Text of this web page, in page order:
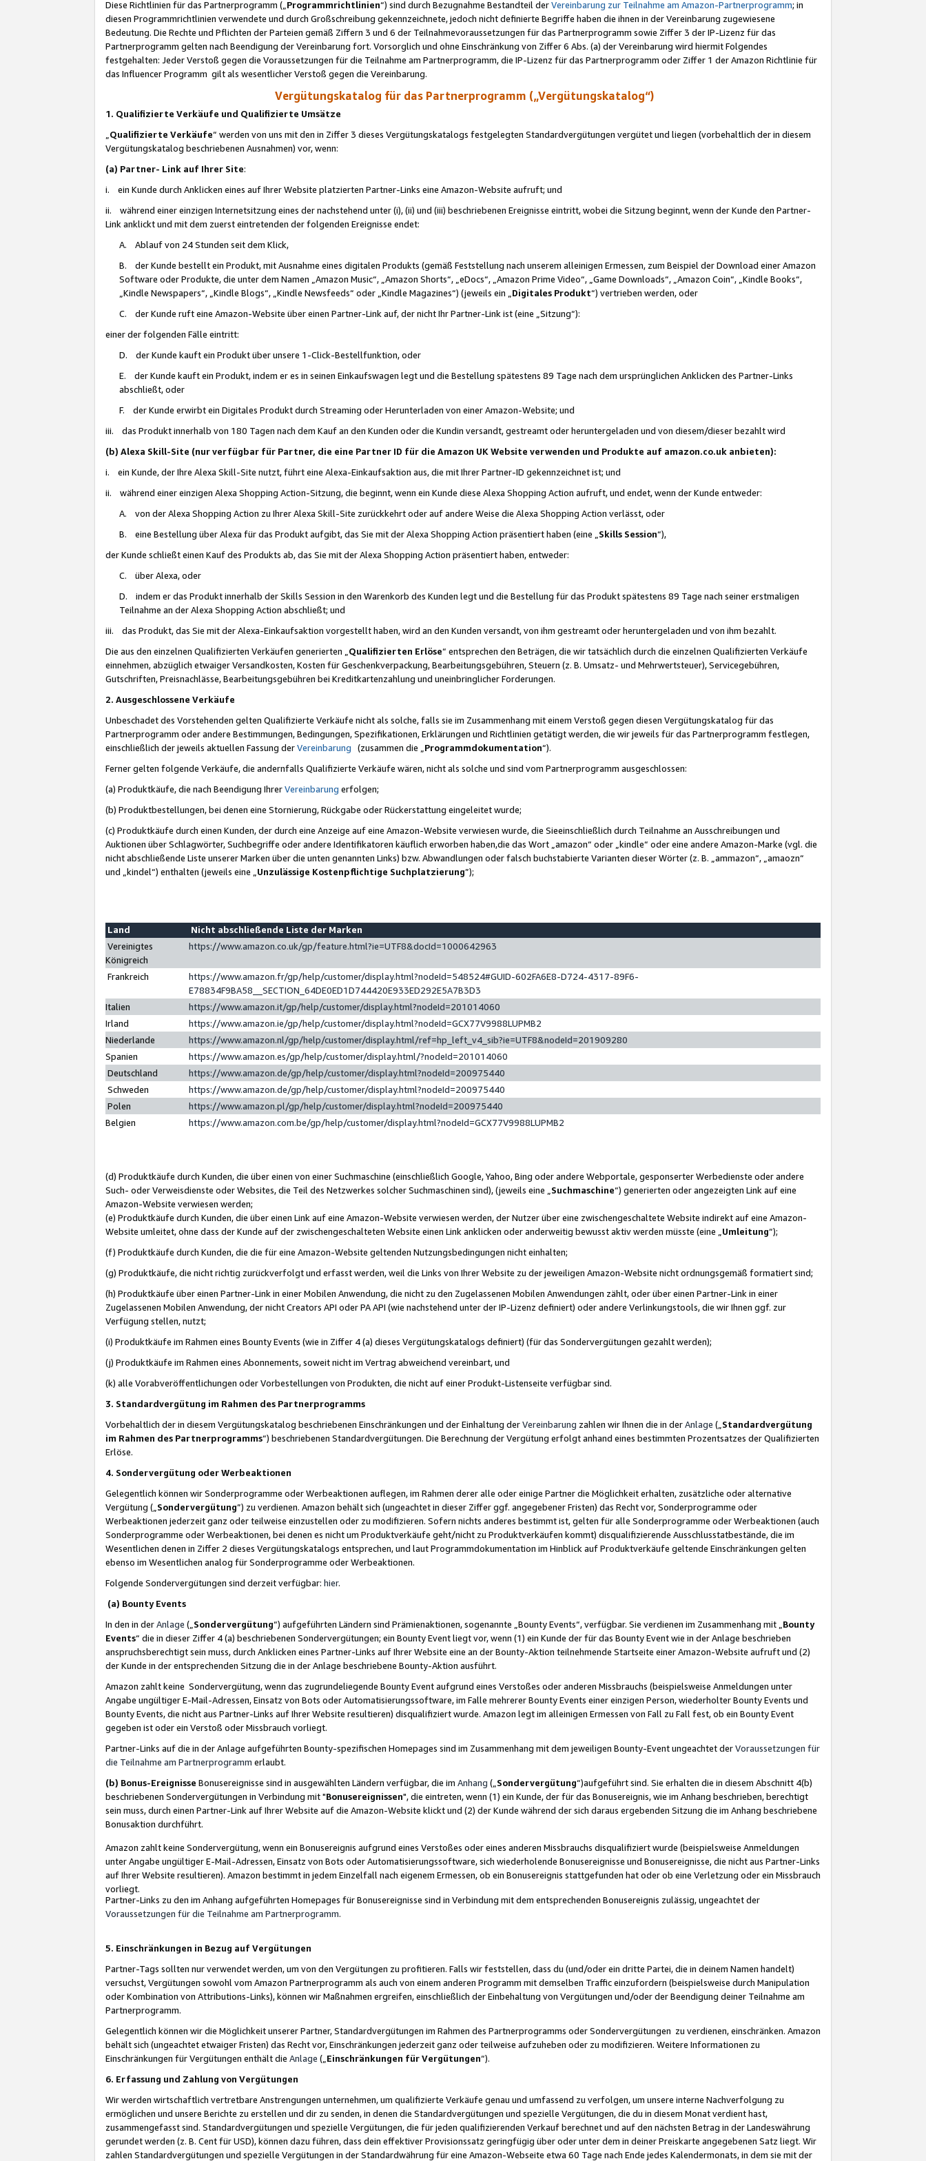
Diese Richtlinien für das Partnerprogramm („Programmrichtlinien“) sind durch Bezugnahme Bestandteil derVereinbarung zur Teilnahme am Amazon-Partnerprogramm; in
diesen Programmrichtlinien verwendete und durch Großschreibung gekennzeichnete, jedoch nicht definierte Begriffe haben die ihnen in der Vereinbarung zugewiesene
Bedeutung. Die Rechte und Pflichten der Parteien gemäß Ziffern 3 und 6 der Teilnahmevoraussetzungen für das Partnerprogramm sowie Ziffer 3 der IP-Lizenz für das
Partnerprogramm gelten nach Beendigung der Vereinbarung fort. Vorsorglich und ohne Einschränkung von Ziffer 6 Abs. (a) der Vereinbarung wird hiermit Folgendes
festgehalten: Jeder Verstoß gegen die Voraussetzungen für die Teilnahme am Partnerprogramm, die IP-Lizenz für das Partnerprogramm oder Ziffer 1 der Amazon Richtlinie für
das Influencer Programm gilt als wesentlicher Verstoß gegen die Vereinbarung.
Vergütungskatalog für das Partnerprogramm („Vergütungskatalog“)
1. Qualifizierte Verkäufe und Qualifizierte Umsätze
Qualifizierte Verkäufe“ werden von uns mit den in Ziffer 3 dieses Vergütungskatalogs festgelegten Standardvergütungen vergütet und liegen (vorbehaltlich der in diesem
Vergütungskatalog beschriebenen Ausnahmen) vor, wenn:
(a) Partner- Link auf Ihrer Site:
i. ein Kunde durch Anklicken eines auf Ihrer Website platzierten Partner-Links eine Amazon-Website aufruft; und
ii. während einer einzigen Internetsitzung eines der nachstehend unter (i), (ii) und (iii) beschriebenen Ereignisse eintritt, wobei die Sitzung beginnt, wenn der Kunde den Partner-
Link anklickt und mit dem zuerst eintretenden der folgenden Ereignisse endet:
A. Ablauf von 24 Stunden seit dem Klick,
B. der Kunde bestellt ein Produkt, mit Ausnahme eines digitalen Produkts (gemäß Feststellung nach unserem alleinigen Ermessen, zum Beispiel der Download einer Amazon
Software oder Produkte, die unter dem Namen „Amazon Music“, „Amazon Shorts“, „eDocs“, „Amazon Prime Video“, „Game Downloads“, „Amazon Coin“, „Kindle Books“,
„Kindle Newspapers“, „Kindle Blogs“, „Kindle Newsfeeds“ oder „Kindle Magazines“) (jeweils ein „ Digitales Produkt“) vertrieben werden, oder
C. der Kunde ruft eine Amazon-Website über einen Partner-Link auf, der nicht Ihr Partner-Link ist (eine „Sitzung“):
einer der folgenden Fälle eintritt:
D. der Kunde kauft ein Produkt über unsere 1-Click-Bestellfunktion, oder
E. der Kunde kauft ein Produkt, indem er es in seinen Einkaufswagen legt und die Bestellung spätestens 89 Tage nach dem ursprünglichen Anklicken des Partner-Links
abschließt, oder
F. der Kunde erwirbt ein Digitales Produkt durch Streaming oder Herunterladen von einer Amazon-Website; und
iii. das Produkt innerhalb von 180 Tagen nach dem Kauf an den Kunden oder die Kundin versandt, gestreamt oder heruntergeladen und von diesem/dieser bezahlt wird
(b) Alexa Skill-Site (nur verfügbar für Partner, die eine Partner ID für die Amazon UK Website verwenden und Produkte auf amazon.co.uk anbieten):
i. ein Kunde, der Ihre Alexa Skill-Site nutzt, führt eine Alexa-Einkaufsaktion aus, die mit Ihrer Partner-ID gekennzeichnet ist; und
ii. während einer einzigen Alexa Shopping Action-Sitzung, die beginnt, wenn ein Kunde diese Alexa Shopping Action aufruft, und endet, wenn der Kunde entweder:
A. von der Alexa Shopping Action zu Ihrer Alexa Skill-Site zurückkehrt oder auf andere Weise die Alexa Shopping Action verlässt, oder
B. eine Bestellung über Alexa für das Produkt aufgibt, das Sie mit der Alexa Shopping Action präsentiert haben (eine „ Skills Session“),
der Kunde schließt einen Kauf des Produkts ab, das Sie mit der Alexa Shopping Action präsentiert haben, entweder:
C. über Alexa, oder
D. indem er das Produkt innerhalb der Skills Session in den Warenkorb des Kunden legt und die Bestellung für das Produkt spätestens 89 Tage nach seiner erstmaligen
Teilnahme an der Alexa Shopping Action abschließt; und
iii. das Produkt, das Sie mit der Alexa-Einkaufsaktion vorgestellt haben, wird an den Kunden versandt, von ihm gestreamt oder heruntergeladen und von ihm bezahlt.
Die aus den einzelnen Qualifizierten Verkäufen generierten „ Qualifizierten Erlöse“ entsprechen den Beträgen, die wir tatsächlich durch die einzelnen Qualifizierten Verkäufe
einnehmen, abzüglich etwaiger Versandkosten, Kosten für Geschenkverpackung, Bearbeitungsgebühren, Steuern (z. B. Umsatz- und Mehrwertsteuer), Servicegebühren,
Gutschriften, Preisnachlässe, Bearbeitungsgebühren bei Kreditkartenzahlung und uneinbringlicher Forderungen.
2. Ausgeschlossene Verkäufe
Unbeschadet des Vorstehenden gelten Qualifizierte Verkäufe nicht als solche, falls sie im Zusammenhang mit einem Verstoß gegen diesen Vergütungskatalog für das
Partnerprogramm oder andere Bestimmungen, Bedingungen, Spezifikationen, Erklärungen und Richtlinien getätigt werden, die wir jeweils für das Partnerprogramm festlegen,
einschließlich der jeweils aktuellen Fassung derVereinbarung (zusammen die „ Programmdokumentation“).
Ferner gelten folgende Verkäufe, die andernfalls Qualifizierte Verkäufe wären, nicht als solche und sind vom Partnerprogramm ausgeschlossen:
(a) Produktkäufe, die nach Beendigung IhrerVereinbarung erfolgen;
(b) Produktbestellungen, bei denen eine Stornierung, Rückgabe oder Rückerstattung eingeleitet wurde;
(c) Produktkäufe durch einen Kunden, der durch eine Anzeige auf eine Amazon-Website verwiesen wurde, die Sieeinschließlich durch Teilnahme an Ausschreibungen und
Auktionen über Schlagwörter, Suchbegriffe oder andere Identifikatoren käuflich erworben haben,die das Wort „amazon“ oder „kindle“ oder eine andere Amazon-Marke (vgl. die
nicht abschließende Liste unserer Marken über die unten genannten Links) bzw. Abwandlungen oder falsch buchstabierte Varianten dieser Wörter (z. B. „ammazon“, „amaozn“
und „kindel“) enthalten (jeweils eine „ Unzulässige Kostenpflichtige Suchplatzierung”);
Land
Nicht abschließende Liste der Marken
Vereinigtes
Königreich
https://www.amazon.co.uk/gp/feature.html?ie=UTF8&docId=1000642963
Frankreich
https://www.amazon.fr/gp/help/customer/display.html?nodeId=548524#GUID-602FA6E8-D724-4317-89F6-
E78834F9BA58__SECTION_64DE0ED1D744420E933ED292E5A7B3D3
Italien
https://www.amazon.it/gp/help/customer/display.html?nodeId=201014060
Irland
https://www.amazon.ie/gp/help/customer/display.html?nodeId=GCX77V9988LUPMB2
Niederlande
https://www.amazon.nl/gp/help/customer/display.html/ref=hp_left_v4_sib?ie=UTF8&nodeId=201909280
Spanien
https://www.amazon.es/gp/help/customer/display.html/?nodeId=201014060
Deutschland
https://www.amazon.de/gp/help/customer/display.html?nodeId=200975440
Schweden
https://www.amazon.de/gp/help/customer/display.html?nodeId=200975440
Polen
https://www.amazon.pl/gp/help/customer/display.html?nodeId=200975440
Belgien
https://www.amazon.com.be/gp/help/customer/display.html?nodeId=GCX77V9988LUPMB2
(d) Produktkäufe durch Kunden, die über einen von einer Suchmaschine (einschließlich Google, Yahoo, Bing oder andere Webportale, gesponserter Werbedienste oder andere
Such- oder Verweisdienste oder Websites, die Teil des Netzwerkes solcher Suchmaschinen sind), (jeweils eine „ Suchmaschine“) generierten oder angezeigten Link auf eine
Amazon-Website verwiesen werden;
(e) Produktkäufe durch Kunden, die über einen Link auf eine Amazon-Website verwiesen werden, der Nutzer über eine zwischengeschaltete Website indirekt auf eine Amazon-
Website umleitet, ohne dass der Kunde auf der zwischengeschalteten Website einen Link anklicken oder anderweitig bewusst aktiv werden müsste (eine „ Umleitung“);
(f) Produktkäufe durch Kunden, die die für eine Amazon-Website geltenden Nutzungsbedingungen nicht einhalten;
(g) Produktkäufe, die nicht richtig zurückverfolgt und erfasst werden, weil die Links von Ihrer Website zu der jeweiligen Amazon-Website nicht ordnungsgemäß formatiert sind;
(h) Produktkäufe über einen Partner-Link in einer Mobilen Anwendung, die nicht zu den Zugelassenen Mobilen Anwendungen zählt, oder über einen Partner-Link in einer
Zugelassenen Mobilen Anwendung, der nicht Creators API oder PA API (wie nachstehend unter der IP-Lizenz definiert) oder andere Verlinkungstools, die wir Ihnen ggf. zur
Verfügung stellen, nutzt;
(i) Produktkäufe im Rahmen eines Bounty Events (wie in Ziffer 4 (a) dieses Vergütungskatalogs definiert) (für das Sondervergütungen gezahlt werden);
(j) Produktkäufe im Rahmen eines Abonnements, soweit nicht im Vertrag abweichend vereinbart, und
(k) alle Vorabveröffentlichungen oder Vorbestellungen von Produkten, die nicht auf einer Produkt-Listenseite verfügbar sind.
3. Standardvergütung im Rahmen des Partnerprogramms
Vorbehaltlich der in diesem Vergütungskatalog beschriebenen Einschränkungen und der Einhaltung derVereinbarung zahlen wir Ihnen die in derAnlage („ Standardvergütung
im Rahmen des Partnerprogramms“) beschriebenen Standardvergütungen. Die Berechnung der Vergütung erfolgt anhand eines bestimmten Prozentsatzes der Qualifizierten
Erlöse.
4. Sondervergütung oder Werbeaktionen
Gelegentlich können wir Sonderprogramme oder Werbeaktionen auflegen, im Rahmen derer alle oder einige Partner die Möglichkeit erhalten, zusätzliche oder alternative
Vergütung („ Sondervergütung”) zu verdienen. Amazon behält sich (ungeachtet in dieser Ziffer ggf. angegebener Fristen) das Recht vor, Sonderprogramme oder
Werbeaktionen jederzeit ganz oder teilweise einzustellen oder zu modifizieren. Sofern nichts anderes bestimmt ist, gelten für alle Sonderprogramme oder Werbeaktionen (auch
Sonderprogramme oder Werbeaktionen, bei denen es nicht um Produktverkäufe geht/nicht zu Produktverkäufen kommt) disqualifizierende Ausschlusstatbestände, die im
Wesentlichen denen in Ziffer 2 dieses Vergütungskatalogs entsprechen, und laut Programmdokumentation im Hinblick auf Produktverkäufe geltende Einschränkungen gelten
ebenso im Wesentlichen analog für Sonderprogramme oder Werbeaktionen.
Folgende Sondervergütungen sind derzeit verfügbar: hier.
(a) Bounty Events
In den in derAnlage („ Sondervergütung“) aufgeführten Ländern sind Prämienaktionen, sogenannte „Bounty Events“, verfügbar. Sie verdienen im Zusammenhang mit „ Bounty
Events“ die in dieser Ziffer 4 (a) beschriebenen Sondervergütungen; ein Bounty Event liegt vor, wenn (1) ein Kunde der für das Bounty Event wie in der Anlage beschrieben
anspruchsberechtigt sein muss, durch Anklicken eines Partner-Links auf Ihrer Website eine an der Bounty-Aktion teilnehmende Startseite einer Amazon-Website aufruft und (2)
der Kunde in der entsprechenden Sitzung die in der Anlage beschriebene Bounty-Aktion ausführt.
Amazon zahlt keine Sondervergütung, wenn das zugrundeliegende Bounty Event aufgrund eines Verstoßes oder anderen Missbrauchs (beispielsweise Anmeldungen unter
Angabe ungültiger E-Mail-Adressen, Einsatz von Bots oder Automatisierungssoftware, im Falle mehrerer Bounty Events einer einzigen Person, wiederholter Bounty Events und
Bounty Events, die nicht aus Partner-Links auf Ihrer Website resultieren) disqualifiziert wurde. Amazon legt im alleinigen Ermessen von Fall zu Fall fest, ob ein Bounty Event
gegeben ist oder ein Verstoß oder Missbrauch vorliegt.
Partner-Links auf die in der Anlage aufgeführten Bounty-spezifischen Homepages sind im Zusammenhang mit dem jeweiligen Bounty-Event ungeachtet derVoraussetzungen für
die Teilnahme am Partnerprogramm erlaubt.
(b) Bonus-Ereignisse Bonusereignisse sind in ausgewählten Ländern verfügbar, die im Anhang („ Sondervergütung“)aufgeführt sind. Sie erhalten die in diesem Abschnitt 4(b)
beschriebenen Sondervergütungen in Verbindung mit "Bonusereignissen", die eintreten, wenn (1) ein Kunde, der für das Bonusereignis, wie im Anhang beschrieben, berechtigt
sein muss, durch einen Partner-Link auf Ihrer Website auf die Amazon-Website klickt und (2) der Kunde während der sich daraus ergebenden Sitzung die im Anhang beschriebene
Bonusaktion durchführt.
Amazon zahlt keine Sondervergütung, wenn ein Bonusereignis aufgrund eines Verstoßes oder eines anderen Missbrauchs disqualifiziert wurde (beispielsweise Anmeldungen
unter Angabe ungültiger E-Mail-Adressen, Einsatz von Bots oder Automatisierungssoftware, sich wiederholende Bonusereignisse und Bonusereignisse, die nicht aus Partner-Links
auf Ihrer Website resultieren). Amazon bestimmt in jedem Einzelfall nach eigenem Ermessen, ob ein Bonusereignis stattgefunden hat oder ob eine Verletzung oder ein Missbrauch
vorliegt.
Partner-Links zu den im Anhang aufgeführten Homepages für Bonusereignisse sind in Verbindung mit dem entsprechenden Bonusereignis zulässig, ungeachtet der
Voraussetzungen für die Teilnahme am Partnerprogramm.
5. Einschränkungen in Bezug auf Vergütungen
Partner-Tags sollten nur verwendet werden, um von den Vergütungen zu profitieren. Falls wir feststellen, dass du (und/oder ein dritte Partei, die in deinem Namen handelt)
versuchst, Vergütungen sowohl vom Amazon Partnerprogramm als auch von einem anderen Programm mit demselben Traffic einzufordern (beispielsweise durch Manipulation
oder Kombination von Attributions-Links), können wir Maßnahmen ergreifen, einschließlich der Einbehaltung von Vergütungen und/oder der Beendigung deiner Teilnahme am
Partnerprogramm.
Gelegentlich können wir die Möglichkeit unserer Partner, Standardvergütungen im Rahmen des Partnerprogramms oder Sondervergütungen zu verdienen, einschränken. Amazon
behält sich (ungeachtet etwaiger Fristen) das Recht vor, Einschränkungen jederzeit ganz oder teilweise aufzuheben oder zu modifizieren. Weitere Informationen zu
Einschränkungen für Vergütungen enthält die Anlage („ Einschränkungen für Vergütungen“).
6. Erfassung und Zahlung von Vergütungen
Wir werden wirtschaftlich vertretbare Anstrengungen unternehmen, um qualifizierte Verkäufe genau und umfassend zu verfolgen, um unsere interne Nachverfolgung zu
ermöglichen und unsere Berichte zu erstellen und dir zu senden, in denen die Standardvergütungen und spezielle Vergütungen, die du in diesem Monat verdient hast,
zusammengefasst sind. Standardvergütungen und spezielle Vergütungen, die für jeden qualifizierenden Verkauf berechnet und auf den nächsten Betrag in der Landeswährung
gerundet werden (z. B. Cent für USD), können dazu führen, dass dein effektiver Provisionssatz geringfügig über oder unter dem in deiner Preiskarte angegebenen Satz liegt. Wir
zahlen Standardvergütungen und spezielle Vergütungen in der Standardwährung für eine Amazon-Webseite etwa 60 Tage nach Ende jedes Kalendermonats, in dem sie mit der